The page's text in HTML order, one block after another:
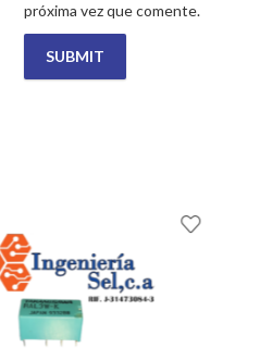
próxima vez que comente.